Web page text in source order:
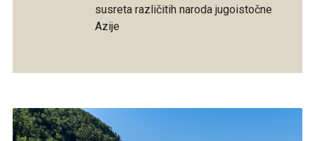
susreta različitih naroda jugoistočne
Azije